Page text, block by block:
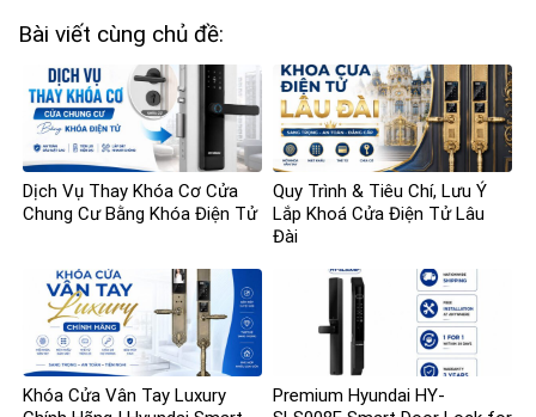
Bài viết cùng chủ đề:
Dịch Vụ Thay Khóa Cơ Cửa
Chung Cư Bằng Khóa Điện Tử
Quy Trình & Tiêu Chí, Lưu Ý
Lắp Khoá Cửa Điện Tử Lâu
Đài
Khóa Cửa Vân Tay Luxury
Premium Hyundai HY-